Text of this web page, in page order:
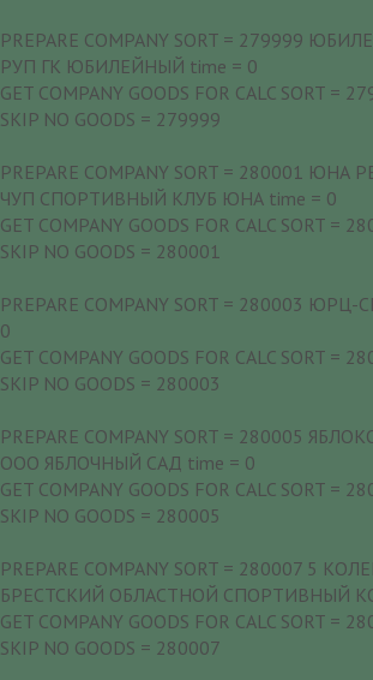
PREPARE COMPANY SORT = 279999
РУП ГК ЮБИЛЕЙНЫЙ time = 0
GET COMPANY GOODS FOR CALC SORT =
SKIP NO GOODS = 279999
PREPARE COMPANY SORT = 280001 ЮНА
ЧУП СПОРТИВНЫЙ КЛУБ ЮНА time = 0
GET COMPANY GOODS FOR CALC SORT =
SKIP NO GOODS = 280001
PREPARE COMPANY SORT = 280003
0
GET COMPANY GOODS FOR CALC SORT =
SKIP NO GOODS = 280003
PREPARE COMPANY SORT = 280005
ООО ЯБЛОЧНЫЙ САД time = 0
GET COMPANY GOODS FOR CALC SORT =
SKIP NO GOODS = 280005
PREPARE COMPANY SORT = 280007 5
БРЕСТСКИЙ ОБЛАСТНОЙ СПОРТИВНЫЙ
GET COMPANY GOODS FOR CALC SORT =
SKIP NO GOODS = 280007